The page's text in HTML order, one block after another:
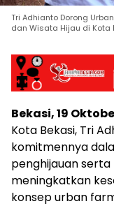
Tri Adhianto Dorong
dan Wisata Hijau di Kota
Bekasi, 19
Kota Bekasi, Tri
komitmennya
penghijauan
meningkatkan
konsep urban